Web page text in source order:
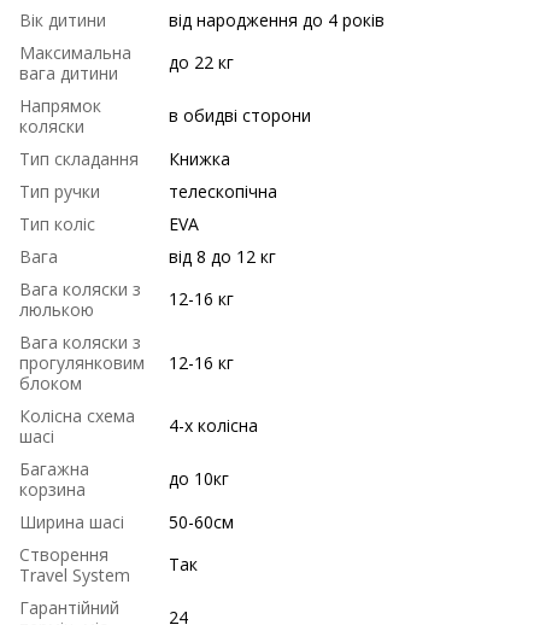
Вік дитини
від народження до 4 років
Максимальна
вага дитини
до 22 кг
Напрямок
коляски
в обидві сторони
Тип складання
Книжка
Тип ручки
телескопічна
Тип коліс
EVA
Вага
від 8 до 12 кг
Вага коляски з
люлькою
12-16 кг
Вага коляски з
прогулянковим
блоком
12-16 кг
Колісна схема
шасі
4-х колісна
Багажна
корзина
до 10кг
Ширина шасі
50-60см
Створення
Travel System
Так
Гарантійний
24